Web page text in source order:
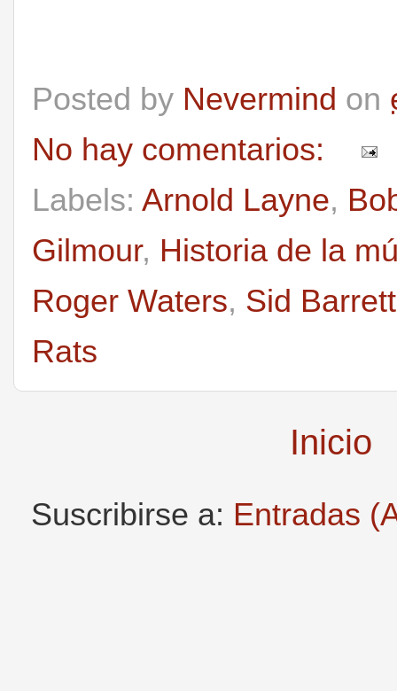
Posted by Nevermind on
No hay comentarios:
Labels: Arnold Layne,
Gilmour, Historia de la
Roger Waters, Sid Barrett
Rats
Inicio
Suscribirse a: Entradas